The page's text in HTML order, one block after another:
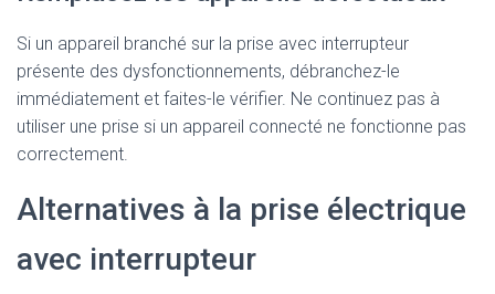
Si un appareil branché sur la prise avec interrupteur
présente des dysfonctionnements, débranchez-le
immédiatement et faites-le vérifier. Ne continuez pas à
utiliser une prise si un appareil connecté ne fonctionne pas
correctement.
Alternatives à la prise électrique
avec interrupteur